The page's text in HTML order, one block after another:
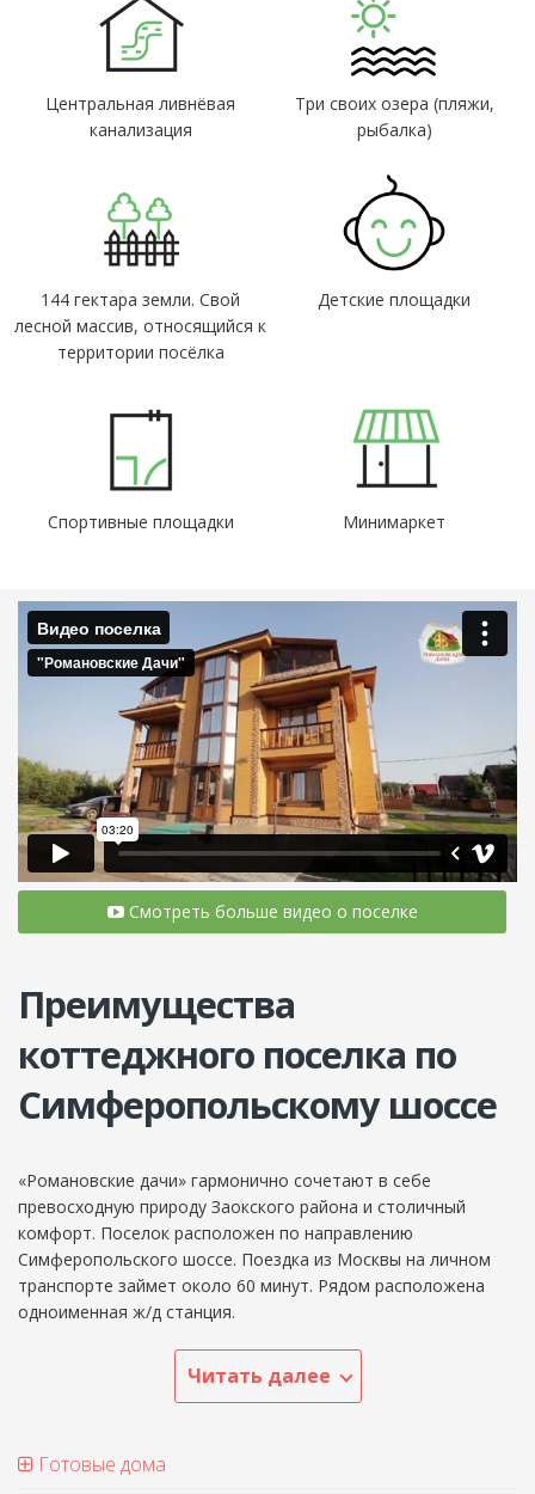
Центральная ливнёвая
канализация
Три своих озера (пляжи,
рыбалка)
144 гектара земли. Свой
лесной массив, относящийся к
территории посёлка
Детские площадки
Спортивные площадки Минимаркет
Смотреть больше видео о поселке
Преимущества
коттеджного поселка по
Симферопольскому шоссе
«Романовские дачи» гармонично сочетают в себе
превосходную природу Заокского района и столичный
комфорт. Поселок расположен по направлению
Симферопольского шоссе. Поездка из Москвы на личном
транспорте займет около 60 минут. Рядом расположена
одноименная ж/д станция.
Читать далее
Готовые дома